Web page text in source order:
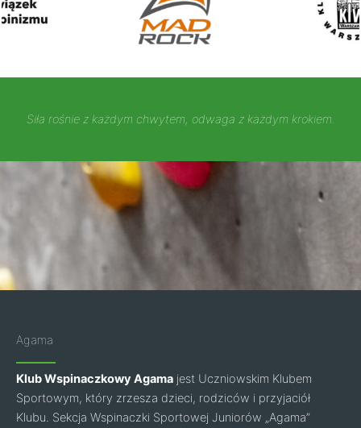
Siła rośnie z każdym chwytem, odwaga z każdym krokiem.
Agama
Klub Wspinaczkowy Agama jest Uczniowskim Klubem
Sportowym, który zrzesza dzieci, rodziców i przyjaciół
Klubu. Sekcja Wspinaczki Sportowej Juniorów „Agama”